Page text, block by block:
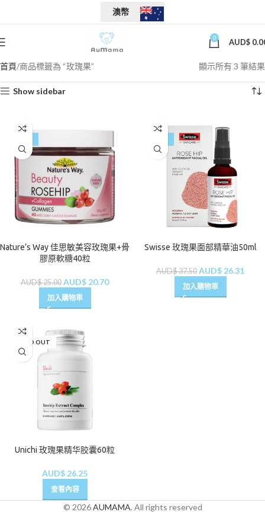
澳幣
0 AUD$
首頁 商品標籤為 “玫瑰果” 顯示所有 3 筆結果
Show sidebar
Nature’s Way 佳思敏美容玫瑰果+骨
膠原軟糖40粒
AUD$25.00 AUD$ 20.70
加入購物車
Swisse 玫瑰果面部精華油50ml
AUD$37.50 AUD$ 26.31
加入購物車
SOLD OUT
Unichi 玫瑰果精华胶囊60粒
AUD$ 26.25
查看內容
© 2026AUMAMA. All rights reserved